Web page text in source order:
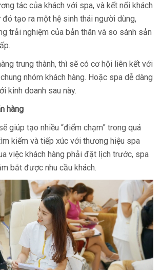
tác của khách với spa, và kết nối khách
đó tạo ra một hệ sinh thái người dùng,
trải nghiệm của bản thân và so sánh sản
trung thành, thì sẽ có cơ hội liên kết với
nhóm khách hàng. Hoặc spa dễ dàng
kinh doanh sau này.
hàng
giúp tạo nhiều “điểm chạm” trong quá
kiếm và tiếp xúc với thương hiệu spa
việc khách hàng phải đặt lịch trước, spa
bắt được nhu cầu khách.